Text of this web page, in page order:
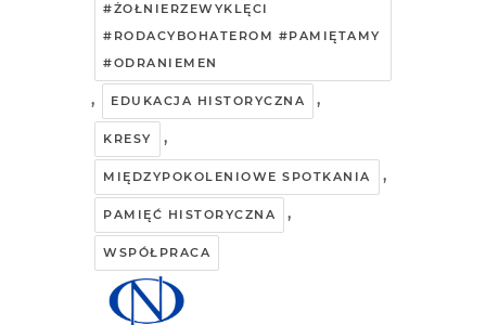
#ŻOŁNIERZEWYKLĘCI
#RODACYBOHATEROM #PAMIĘTAMY
#ODRANIEMEN
, EDUKACJA HISTORYCZNA ,
KRESY ,
MIĘDZYPOKOLENIOWE SPOTKANIA ,
PAMIĘĆ HISTORYCZNA ,
WSPÓŁPRACA